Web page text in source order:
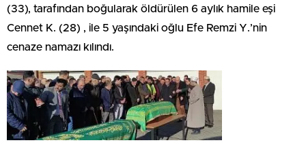
(33), tarafından boğularak öldürülen 6 aylık hamile eşi
Cennet K. (28) , ile 5 yaşındaki oğlu Efe Remzi Y.’nin
cenaze namazı kılındı.